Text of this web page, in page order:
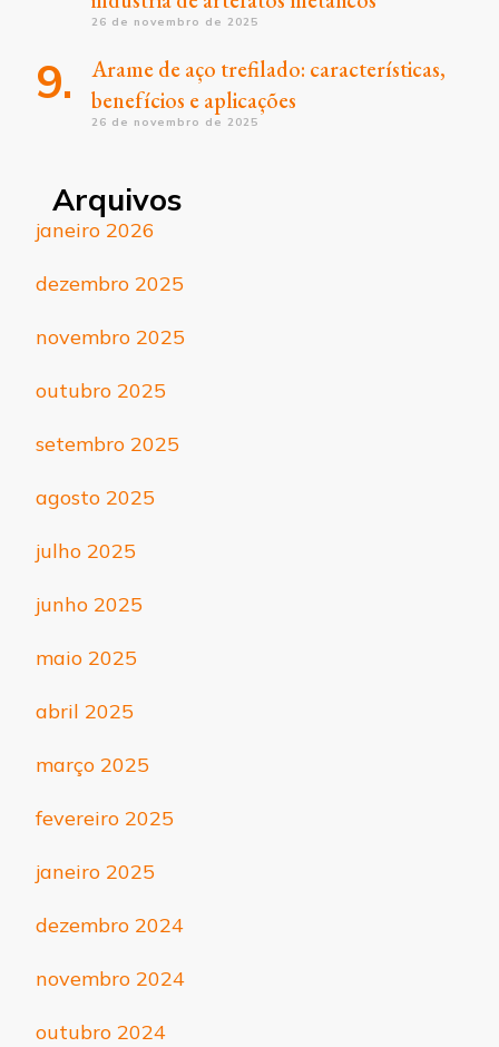
26 de novembro de 2025
Arame de aço trefilado: características,
benefícios e aplicações
26 de novembro de 2025
Arquivos
janeiro 2026
dezembro 2025
novembro 2025
outubro 2025
setembro 2025
agosto 2025
julho 2025
junho 2025
maio 2025
abril 2025
março 2025
fevereiro 2025
janeiro 2025
dezembro 2024
novembro 2024
outubro 2024